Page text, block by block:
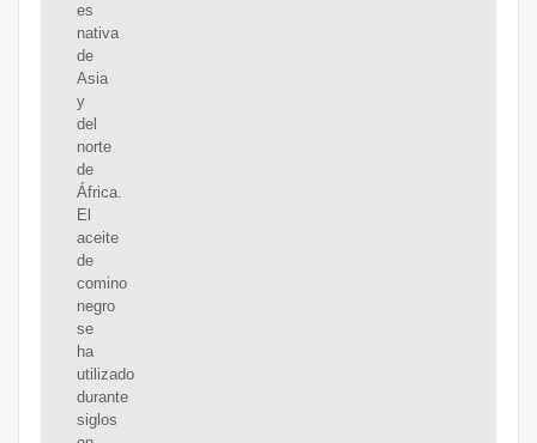
es
nativa
de
Asia
y
del
norte
de
África.
El
aceite
de
comino
negro
se
ha
utilizado
durante
siglos